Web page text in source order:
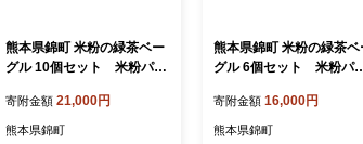
熊本県錦町 米粉の緑茶ベー
グル 10個セット 米粉パン
テンフリー 米粉 緑茶 もっ
ちり ずっしり おいしい 朝
寄附金額 21,000円
熊本県錦町
熊本県錦町 米粉の緑茶ベ
グル 6個セット 米粉パ
テンフリー 米粉 緑茶 もっ
ちり ずっしり おいしい 朝
寄附金額 16,000円
熊本県錦町